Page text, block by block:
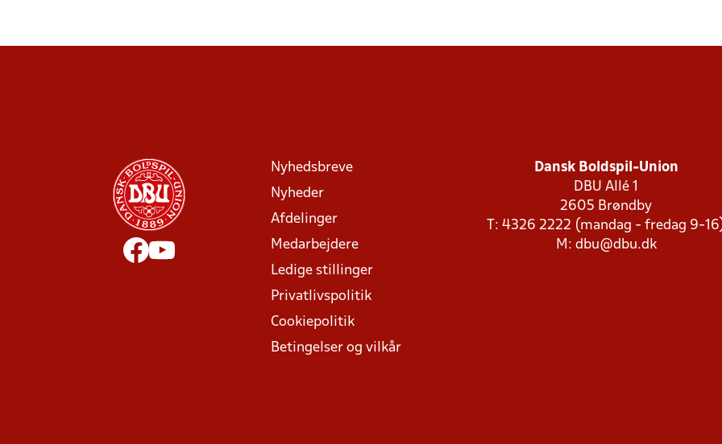
Nyhedsbreve
Nyheder
Afdelinger
Medarbejdere
Ledige stillinger
Privatlivspolitik
Cookiepolitik
Betingelser og vilkår
Dansk Boldspil-Union
DBU Allé 1
2605 Brøndby
T: 4326 2222 (mandag - fredag 9-
M: dbu@dbu.dk